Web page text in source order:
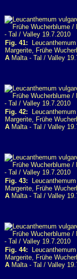
Fig. 41:
Margerite, Frühe
A Malta - Tal / Valley
Fig. 42:
Margerite, Frühe
A Malta - Tal / Valley
Fig. 43:
Margerite, Frühe
A Malta - Tal / Valley
Fig. 44:
Margerite, Frühe
A Malta - Tal / Valley